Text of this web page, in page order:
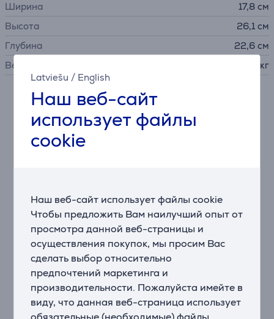
Latviešu / English
Наш веб-сайт
использует файлы
cookie
Наш веб-сайт использует файлы cookie
Чтобы предложить Вам наилучший опыт от
просмотра данной веб-страницы и
осуществления покупок, мы просим Вас
сделать выбор относительно
предпочтений маркетинга и
производительности. Пожалуйста имейте в
виду, что данная веб-страница использует
Ширина
17,8 см
Высота
26,1 см
Глубина
22,6 см
Вес
1,14 кг
Описание
Чайник, бесспорно, является одним из самых
используемых приборов на кухне, поэтому мы
высокое место в Вашем рейтинге самых стильных
кухонных приборов. Он изготовлен из нержавеющей
стали и является легким, прочным, быстрым и
простым в использовании. Объем 1,25 л
обеспечивает быстрое вскипание воды и простоту
обращения с заполненным водой чайником.
Заполнять чайник и контролировать количество
воды очень удобно благодаря внутренней
маркировке, широкому отверстию и съемной